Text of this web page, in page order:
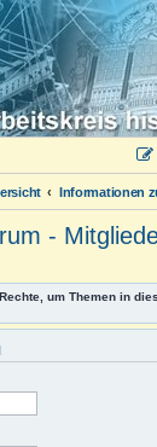
-
um Themen in